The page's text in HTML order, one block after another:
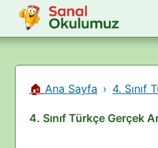
🏠 Ana Sayfa 4. Sınıf
4. Sınıf Türkçe Gerçek